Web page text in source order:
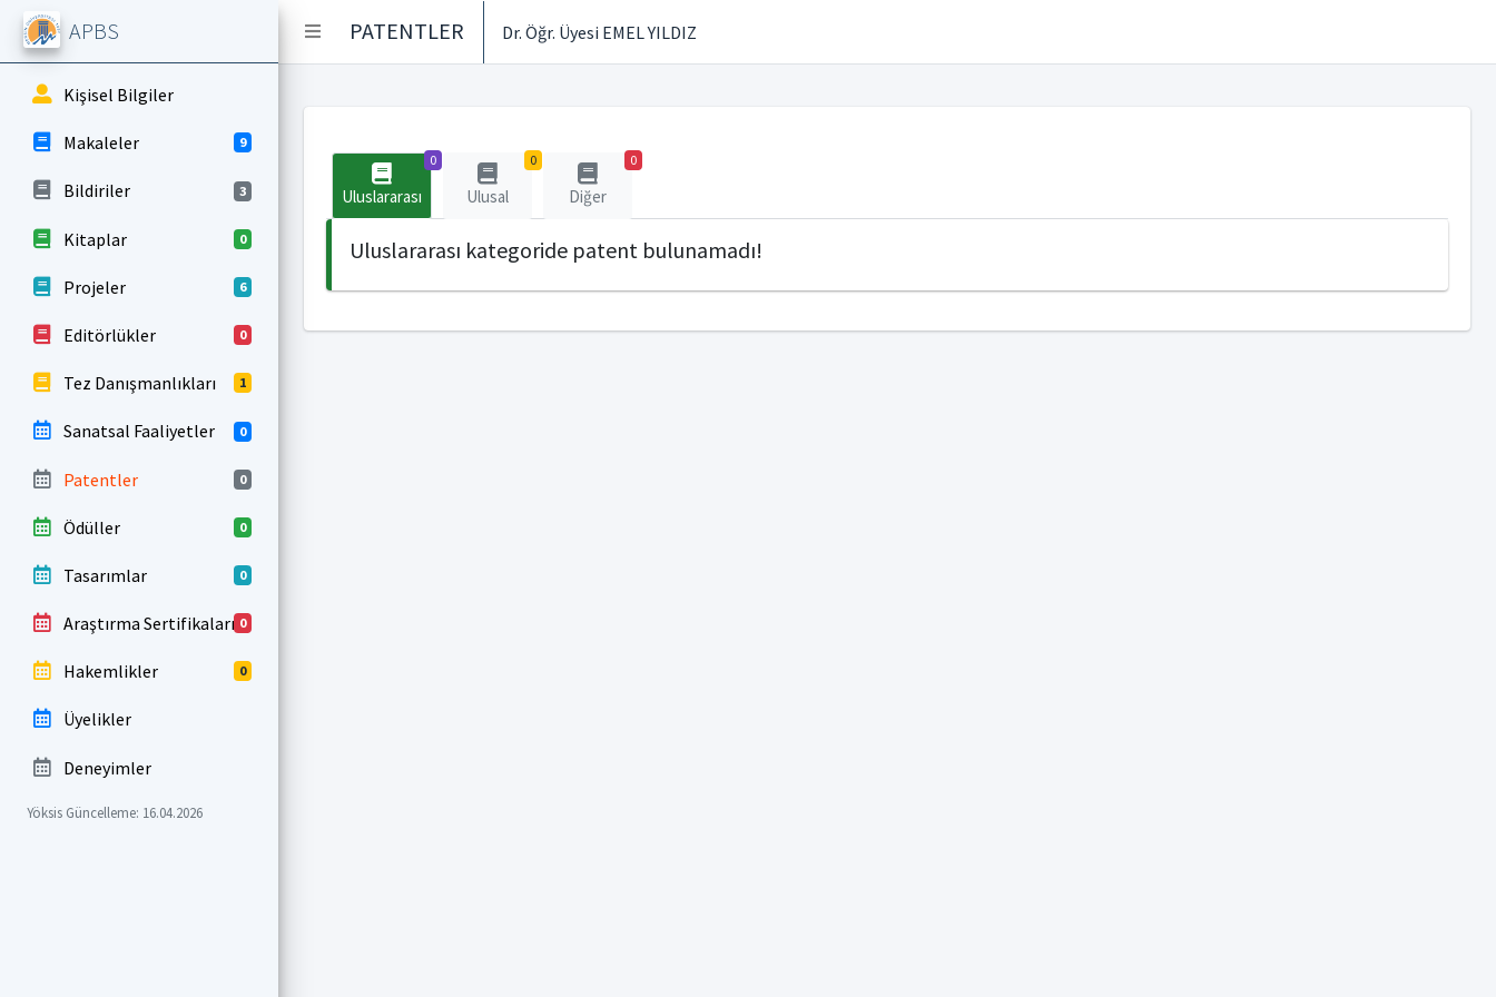
PATENTLER Dr. Öğr. Üyesi EMEL YILDIZ
APBS
Kişisel Bilgiler
Makaleler 9
Bildiriler 3
Kitaplar 0
Projeler 6
Editörlükler 0
Tez Danışmanlıkları 1
Sanatsal Faaliyetler 0
Patentler 0
Ödüller 0
Tasarımlar 0
Araştırma Sertifikaları 0
Hakemlikler 0
Üyelikler
Deneyimler
Yöksis Güncelleme: 16.04.2026
0
Uluslararası
0
Ulusal
0
Diğer
Uluslararası kategoride patent bulunamadı!